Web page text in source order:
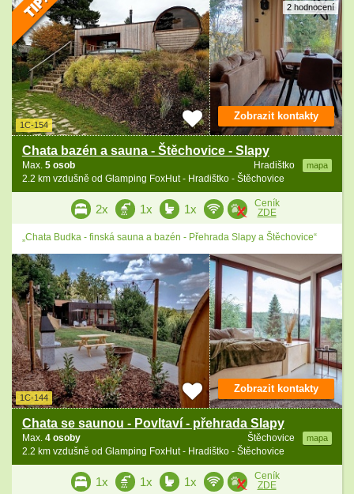
2 hodnocení
1C-154
Chata bazén a sauna - Štěchovice - Slapy
Hradištko mapa
Max. 5 osob
2.2 km vzdušně od Glamping FoxHut - Hradištko - Štěchovice
Zobrazit kontakty
2x 1x 1x
Ceník
ZDE
„Chata Budka - finská sauna a bazén - Přehrada Slapy a Štěchovice“
1C-144
Chata se saunou - Povltaví - přehrada Slapy
Štěchovice mapa
Max. 4 osoby
2.2 km vzdušně od Glamping FoxHut - Hradištko - Štěchovice
Zobrazit kontakty
1x 1x 1x
Ceník
ZDE